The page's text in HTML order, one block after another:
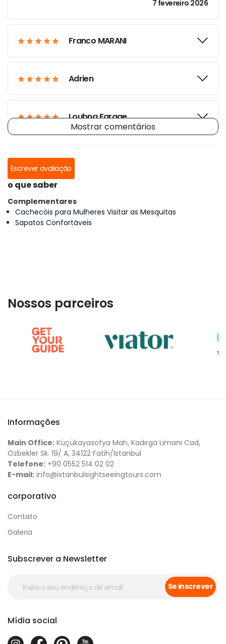
7 fevereiro 2026
Franco MARANI
Adrien
Loubna Farage
Mostrar comentários
Escrever avaliação
o que saber
Complementares
Cachecóis para Mulheres Visitar as Mesquitas
Sapatos Confortáveis
Nossos parceiros
Informações
Main Office: Küçükayasofya Mah, Kadırga Limanı Cad,
Özbekler Sk. 19/ A, 34122 Fatih/İstanbul
Telefone: +90 0552 514 02 02
E-mail: info@istanbulsightseeingtours.com
corporativo
Contato
Galeria
Subscrever a Newsletter
Se inscrever
Mídia social